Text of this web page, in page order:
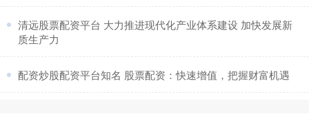
​清远股票配资平台 大力推进现代化产业体系建设 加快发展新
质生产力
​配资炒股配资平台知名 股票配资：快速增值，把握财富机遇